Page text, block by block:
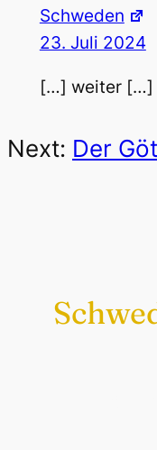
Schweden
23. Juli 2024
[…] weiter […]
Next: Der